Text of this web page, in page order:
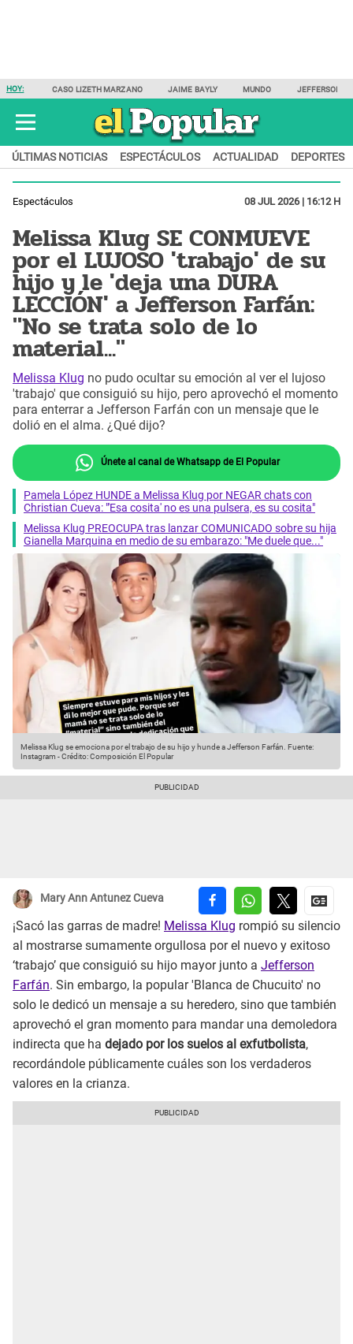
HOY: CASO LIZETH MARZANO JAIME BAYLY MUNDO JEFFERSON
ÚLTIMAS NOTICIAS ESPECTÁCULOS ACTUALIDAD DEPORTES
Espectáculos 08 JUL 2026 | 16:12 H
Melissa Klug SE CONMUEVE
por el LUJOSO 'trabajo' de su
hijo y le 'deja una DURA
LECCIÓN' a Jefferson Farfán:
"No se trata solo de lo
material..."
Melissa Klug no pudo ocultar su emoción al ver el lujoso
'trabajo' que consiguió su hijo, pero aprovechó el momento
para enterrar a Jefferson Farfán con un mensaje que le
dolió en el alma. ¿Qué dijo?
Únete al canal de Whatsapp de El Popular
Pamela López HUNDE a Melissa Klug por NEGAR chats con
Christian Cueva: "'Esa cosita' no es una pulsera, es su cosita"
Melissa Klug PREOCUPA tras lanzar COMUNICADO sobre su hija
Gianella Marquina en medio de su embarazo: "Me duele que..."
Melissa Klug se emociona por el trabajo de su hijo y hunde a Jefferson Farfán. Fuente:
Instagram -Crédito: Composición El Popular
Mary Ann Antunez Cueva
¡Sacó las garras de madre! Melissa Klug rompió su silencio
al mostrarse sumamente orgullosa por el nuevo y exitoso
‘trabajo’ que consiguió su hijo mayor junto a Jefferson
Farfán. Sin embargo, la popular 'Blanca de Chucuito' no
solo le dedicó un mensaje a su heredero, sino que también
aprovechó el gran momento para mandar una demoledora
indirecta que ha dejado por los suelos al exfutbolista,
recordándole públicamente cuáles son los verdaderos
valores en la crianza.